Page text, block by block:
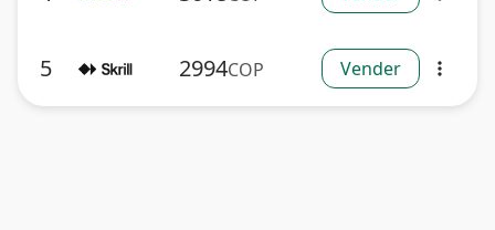
5 2994COP Vender more_vert